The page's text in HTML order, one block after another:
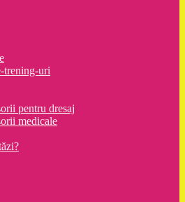
trening-uri
pentru dresaj
medicale